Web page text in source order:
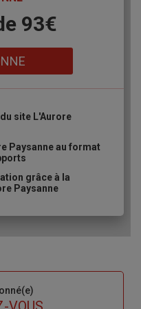
93€
site L'Aurore
Paysanne au format
grâce à la
Paysanne